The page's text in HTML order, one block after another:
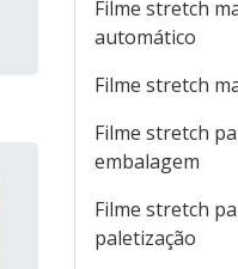
Filme stretch
automático
Filme stretch
Filme stretch
embalagem
Filme stretch
paletização